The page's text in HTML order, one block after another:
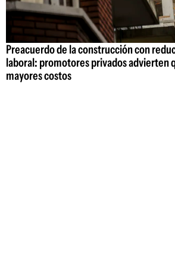
Preacuerdo de la construcción con
laboral: promotores privados advierten
mayores costos